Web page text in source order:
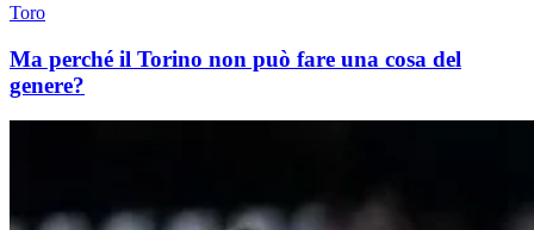
Toro
Ma perché il Torino non può fare una cosa del
genere?